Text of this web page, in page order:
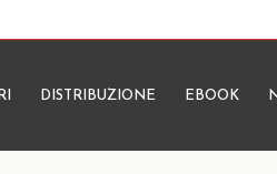
Nessun
DISTRIBUZIONE EBOOK